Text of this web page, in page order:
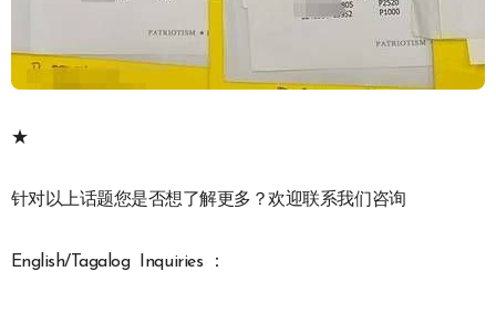
★
针对以上话题您是否想了解更多？欢迎联系我们咨询
English/Tagalog Inquiries ：